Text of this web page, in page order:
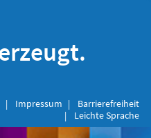
Impressum
Barrierefreiheit
Leichte Sprache